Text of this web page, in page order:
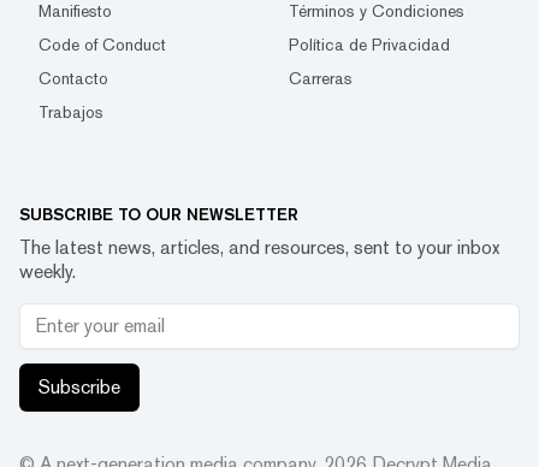
Manifiesto
Términos y Condiciones
Code of Conduct
Política de Privacidad
Contacto
Carreras
Trabajos
SUBSCRIBE TO OUR NEWSLETTER
The latest news, articles, and resources, sent to your inbox
weekly.
Subscribe